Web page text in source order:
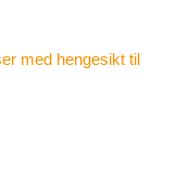
med hengesikt til